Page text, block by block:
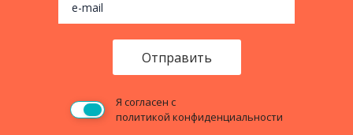
Я согласен с
политикой конфиденциальности